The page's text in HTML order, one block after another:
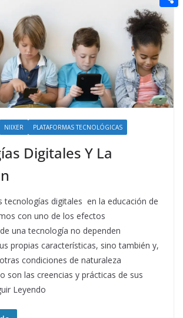
NIIXER PLATAFORMAS TECNOLÓGICAS
Digitales Y La
tecnologías digitales en la educación de
con uno de los efectos
una tecnología no dependen
propias características, sino también y,
condiciones de naturaleza
son las creencias y prácticas de sus
Leyendo
n
g
e
r
e
r
e
r
s
t
a
i
l
e
d
d
i
t
C
o
m
p
a
r